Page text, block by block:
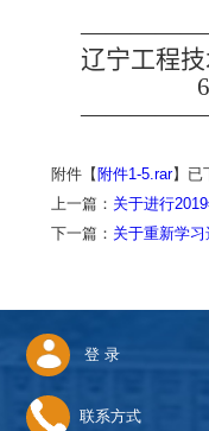
辽宁工程
6
附件【附件1-5.rar】已
上一篇： 关于进行
下一篇： 关于重新学
登 录
联系方式